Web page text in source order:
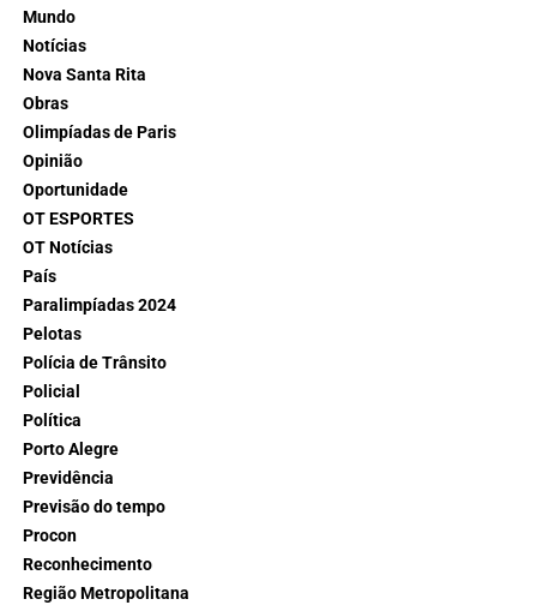
Mundo
Notícias
Nova Santa Rita
Obras
Olimpíadas de Paris
Opinião
Oportunidade
OT ESPORTES
OT Notícias
País
Paralimpíadas 2024
Pelotas
Polícia de Trânsito
Policial
Política
Porto Alegre
Previdência
Previsão do tempo
Procon
Reconhecimento
Região Metropolitana